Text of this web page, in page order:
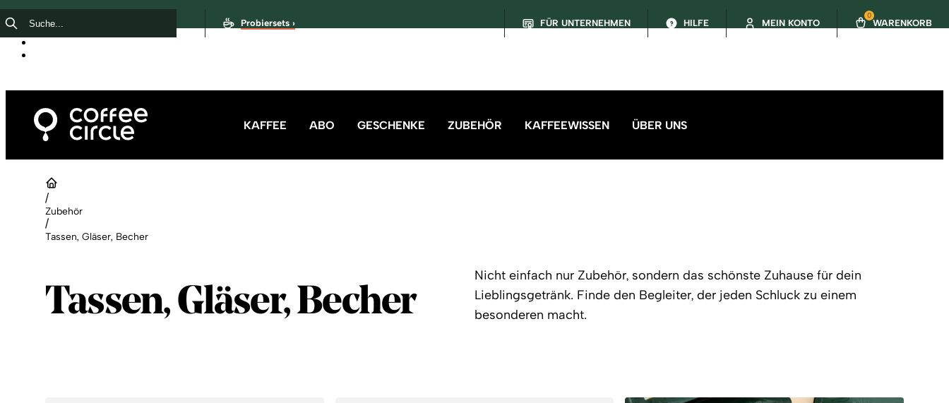
Probiersets › FÜR UNTERNEHMEN HILFE MEIN KONTO
0
WARENKORB
KAFFEE ABO GESCHENKE ZUBEHÖR KAFFEEWISSEN ÜBER UNS
/
Zubehör
/
Tassen, Gläser, Becher
Tassen, Gläser, Becher
Nicht einfach nur Zubehör, sondern das schönste Zuhause für dein
Lieblingsgetränk. Finde den Begleiter, der jeden Schluck zu einem
besonderen macht.